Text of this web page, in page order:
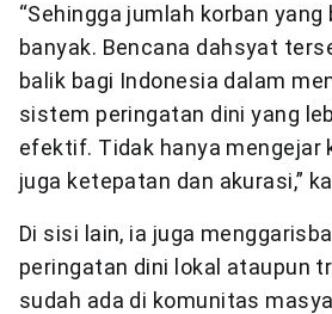
“Sehingga jumlah korban
banyak. Bencana dahsyat
balik bagi Indonesia dalam
sistem peringatan dini yang
efektif. Tidak hanya mengejar
juga ketepatan dan akurasi,”
Di sisi lain, ia juga
peringatan dini lokal ataupun
sudah ada di komunitas